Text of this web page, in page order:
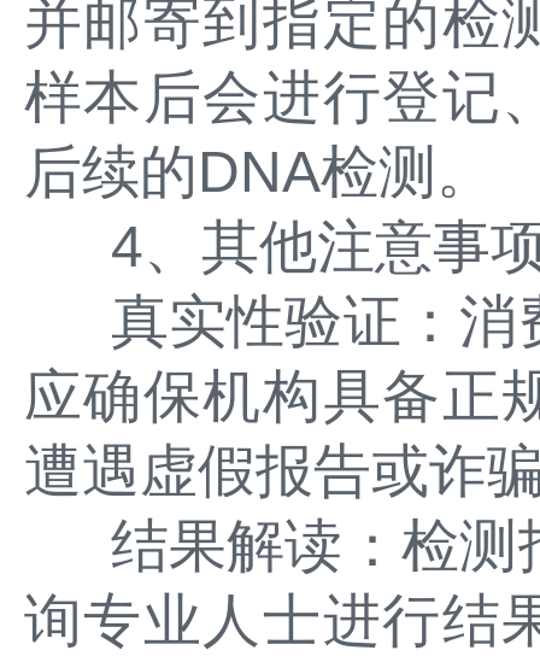
并邮寄到指定的检
样本后会进行登记
后续的DNA检测。
4、其他注意事
真实性验证：
应确保机构具备正
遭遇虚假报告或诈
结果解读：检测
询专业人士进行结